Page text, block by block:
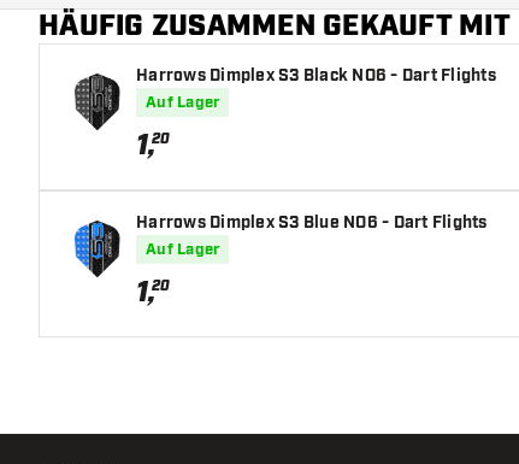
Hauptfarbe
HÄUFIG ZUSAMMEN GEKAUFT MIT
Harrows Dimplex S3 Black NO6 - Dart Flights
Auf Lager
1,20
Harrows Dimplex S3 Blue NO6 - Dart Flights
Auf Lager
1,20